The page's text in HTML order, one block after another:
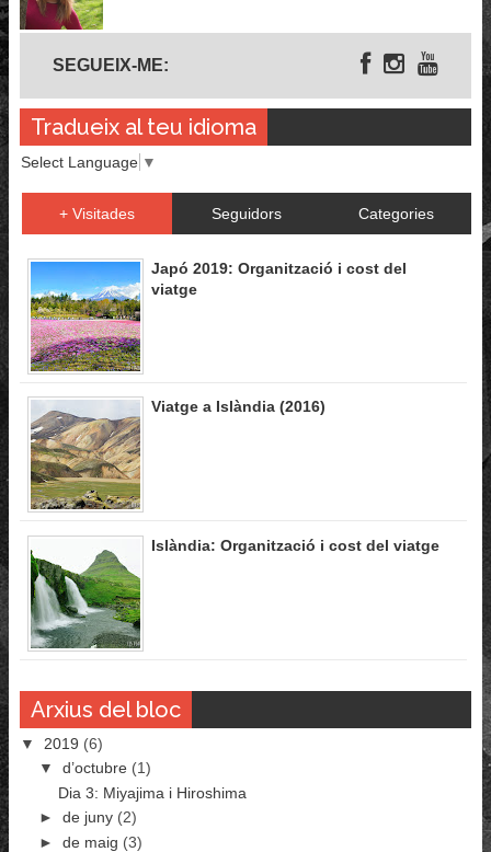
SEGUEIX-ME:
Tradueix al teu idioma
Select Language ▼
+ Visitades Seguidors Categories
Japó 2019: Organització i cost del
viatge
Viatge a Islàndia (2016)
Islàndia: Organització i cost del viatge
Arxius del bloc
▼ 2019 (6)
▼ d’octubre (1)
Dia 3: Miyajima i Hiroshima
► de juny (2)
► de maig (3)